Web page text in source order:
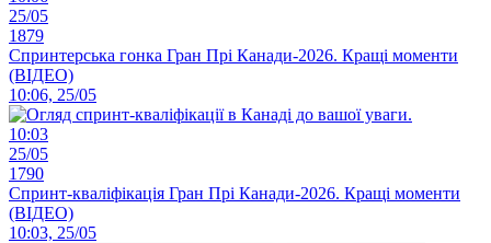
25/05
1879
Спринтерська гонка Гран Прі Канади-2026. Кращі моменти
(ВІДЕО)
10:06, 25/05
10:03
25/05
1790
Спринт-кваліфікація Гран Прі Канади-2026. Кращі моменти
(ВІДЕО)
10:03, 25/05